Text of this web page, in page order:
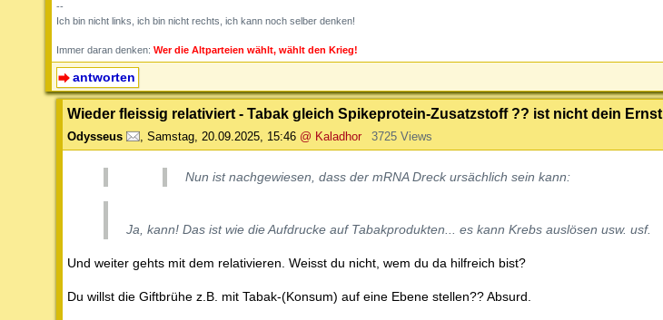
--
Ich bin nicht links, ich bin nicht rechts, ich kann noch selber denken!
Immer daran denken: Wer die Altparteien wählt, wählt den Krieg!
antworten
Wieder fleissig relativiert - Tabak gleich Spikeprotein-Zusatzstoff ?? ist nicht dein Ernst
Odysseus , Samstag, 20.09.2025, 15:46 @ Kaladhor 3725 Views
Nun ist nachgewiesen, dass der mRNA Dreck ursächlich sein kann:
Ja, kann! Das ist wie die Aufdrucke auf Tabakprodukten... es kann Krebs auslösen usw. usf.
Und weiter gehts mit dem relativieren. Weisst du nicht, wem du da hilfreich bist?
Du willst die Giftbrühe z.B. mit Tabak-(Konsum) auf eine Ebene stellen?? Absurd.